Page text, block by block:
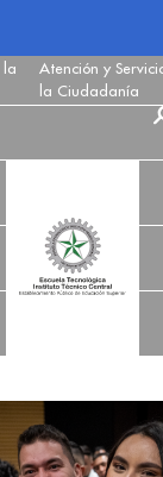
de Colombia
la
Atención y
la Ciudadanía